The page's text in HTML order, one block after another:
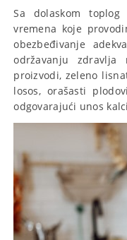
Sa dolaskom
vremena koje
obezbeđivanje
održavanju
proizvodi, zeleno
losos, orašasti
odgovarajući unos